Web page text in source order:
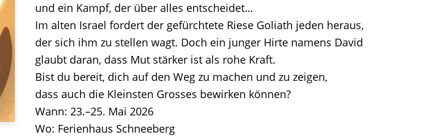
und ein Kampf, der über alles entscheidet…
Im alten Israel fordert der gefürchtete Riese Goliath jeden heraus,
der sich ihm zu stellen wagt. Doch ein junger Hirte namens David
glaubt daran, dass Mut stärker ist als rohe Kraft.
Bist du bereit, dich auf den Weg zu machen und zu zeigen,
dass auch die Kleinsten Grosses bewirken können?
Wann: 23.–25. Mai 2026
Wo: Ferienhaus Schneeberg